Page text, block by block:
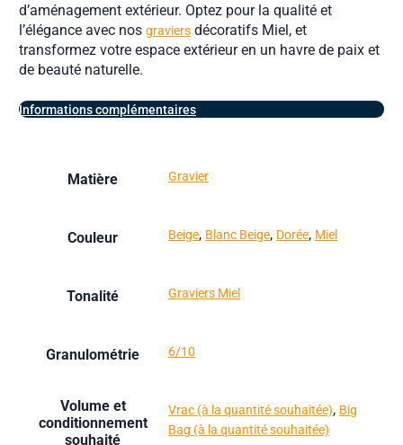
d’aménagement extérieur. Optez pour la qualité et
l’élégance avec nos graviersdécoratifs Miel, et
transformez votre espace extérieur en un havre de paix et
de beauté naturelle.
Informations complémentaires
Matière Gravier
Couleur Beige, Blanc Beige, Dorée, Miel
Tonalité Graviers Miel
Granulométrie 6/10
Volume et
conditionnement
souhaité
Vrac (à la quantité souhaitée), Big
Bag (à la quantité souhaitée)